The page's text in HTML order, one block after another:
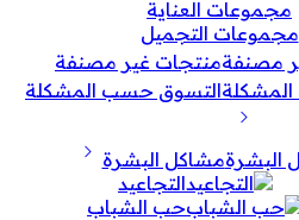
مجموعات العناية
مجموعات التجميل
منتجات غير مصنفة
التسوق حسب المشكلة
مشاكل البشرة
التجاعيد
حب الشباب